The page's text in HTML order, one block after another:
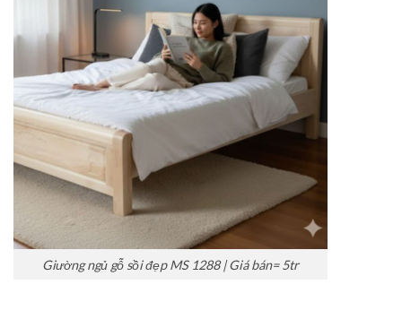
Giường ngủ gỗ sồi đẹp MS 1288 | Giá bán= 5tr